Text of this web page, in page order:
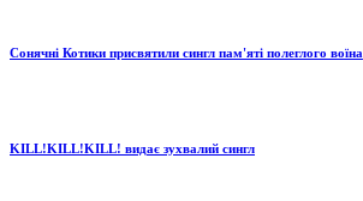
Сонячні Котики присвятили сингл пам'яті полеглого воїна
KILL!KILL!KILL! видає зухвалий сингл